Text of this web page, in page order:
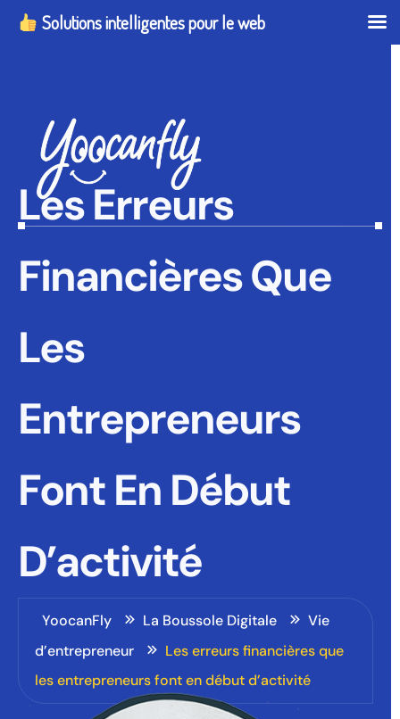
Les Erreurs
Financières Que
Les
Entrepreneurs
Font En Début
D’activité
YoocanFly La Boussole Digitale
Vie
d’entrepreneur
Les erreurs financières que
les entrepreneurs font en début d’activité
Solutions intelligentes pour le web